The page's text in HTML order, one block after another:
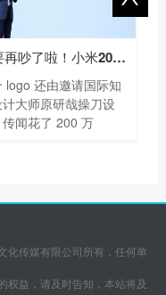
不要再吵了啦！小米200万做的新Logo已经很
logo 还由邀请国际知
大师原研哉操刀设
闻花了 200 万
化传媒有限公司所有，任何单
权益，请及时告知，本站将及